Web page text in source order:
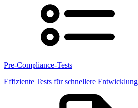
Pre-Compliance-Tests
Effiziente Tests für schnellere Entwicklung